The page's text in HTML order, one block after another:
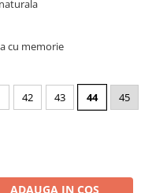
cu memorie
42 43 44 45
ADAUGA IN COS